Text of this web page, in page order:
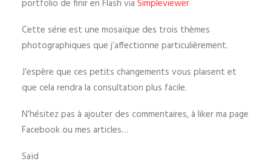
portfolio de finir en Flash via Simpleviewer
Cette série est une mosaïque des trois thèmes
photographiques que j’affectionne particulièrement.
J’espère que ces petits changements vous plaisent et
que cela rendra la consultation plus facile.
N’hésitez pas à ajouter des commentaires, à liker ma page
Facebook ou mes articles…
Saïd